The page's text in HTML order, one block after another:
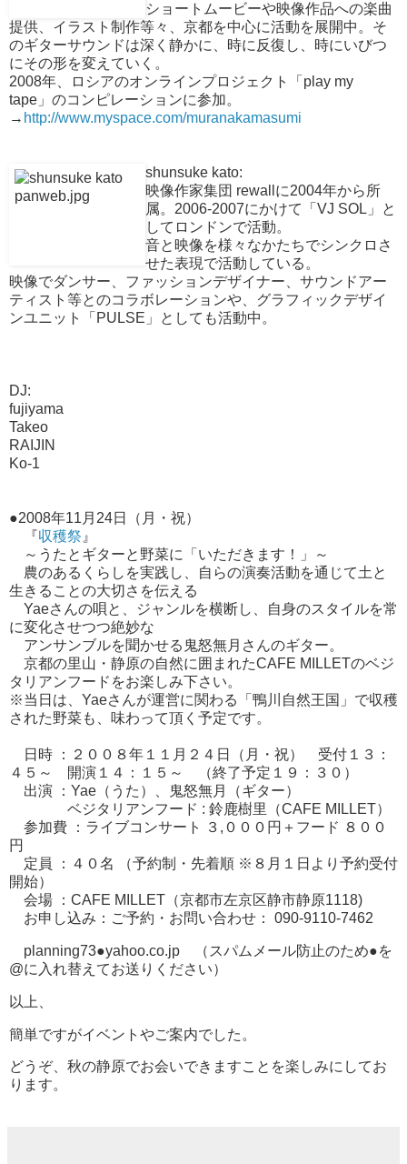
ショートムービーや映像作品への楽曲
提供、イラスト制作等々、京都を中心に活動を展開中。そ
のギターサウンドは深く静かに、時に反復し、時にいびつ
にその形を変えていく。
2008年、ロシアのオンラインプロジェクト「play my
tape」のコンピレーションに参加。
→ http://www.myspace.com/muranakamasumi
shunsuke kato:
映像作家集団 rewallに2004年から所
属。2006-2007にかけて「VJ SOL」と
してロンドンで活動。
音と映像を様々なかたちでシンクロさ
せた表現で活動している。
映像でダンサー、ファッションデザイナー、サウンドアー
ティスト等とのコラボレーションや、グラフィックデザイ
ンユニット「PULSE」としても活動中。
DJ:
fujiyama
Takeo
RAIJIN
Ko-1
●2008年11月24日（月・祝）
『収穫祭 』
～うたとギターと野菜に「いただきます！」～
農のあるくらしを実践し、自らの演奏活動を通じて土と
生きることの大切さを伝える
Yaeさんの唄と、ジャンルを横断し、自身のスタイルを常
に変化させつつ絶妙な
アンサンブルを聞かせる鬼怒無月さんのギター。
京都の里山・静原の自然に囲まれたCAFE MILLETのベジ
タリアンフードをお楽しみ下さい。
※当日は、Yaeさんが運営に関わる「鴨川自然王国」で収穫
された野菜も、味わって頂く予定です。
日時 ：２００８年１１月２４日（月・祝） 受付１３：
４５～ 開演１４：１５～ （終了予定１９：３０）
出演 ：Yae（うた）、鬼怒無月（ギター）
ベジタリアンフード : 鈴鹿樹里（CAFE MILLET）
参加費 ：ライブコンサート ３,０００円＋フード ８００
円
定員 ：４０名 （予約制・先着順 ※８月１日より予約受付
開始）
会場 ：CAFE MILLET（京都市左京区静市静原1118)
お申し込み：ご予約・お問い合わせ： 090-9110-7462
planning73●yahoo.co.jp （スパムメール防止のため●を
@に入れ替えてお送りください）
以上、
簡単ですがイベントやご案内でした。
どうぞ、秋の静原でお会いできますことを楽しみにしてお
ります。